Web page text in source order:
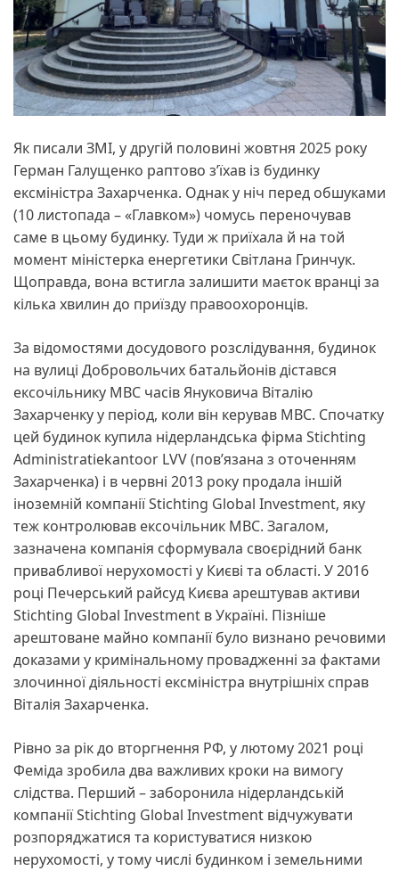
Як писали ЗМІ, у другій половині жовтня 2025 року
Герман Галущенко раптово з’їхав із будинку
ексміністра Захарченка. Однак у ніч перед обшуками
(10 листопада – «Главком») чомусь переночував
саме в цьому будинку. Туди ж приїхала й на той
момент міністерка енергетики Світлана Гринчук.
Щоправда, вона встигла залишити маєток вранці за
кілька хвилин до приїзду правоохоронців.
За відомостями досудового розслідування, будинок
на вулиці Добровольчих батальйонів дістався
ексочільнику МВС часів Януковича Віталію
Захарченку у період, коли він керував МВС. Спочатку
цей будинок купила нідерландська фірма Stichting
Administratiekantoor LVV (пов’язана з оточенням
Захарченка) і в червні 2013 року продала іншій
іноземній компанії Stichting Global Investment, яку
теж контролював ексочільник МВС. Загалом,
зазначена компанія сформувала своєрідний банк
привабливої нерухомості у Києві та області. У 2016
році Печерський райсуд Києва арештував активи
Stichting Global Investment в Україні. Пізніше
арештоване майно компанії було визнано речовими
доказами у кримінальному провадженні за фактами
злочинної діяльності ексміністра внутрішніх справ
Віталія Захарченка.
Рівно за рік до вторгнення РФ, у лютому 2021 році
Феміда зробила два важливих кроки на вимогу
слідства. Перший – заборонила нідерландській
компанії Stichting Global Іnvestment відчужувати
розпоряджатися та користуватися низкою
нерухомості, у тому числі будинком і земельними